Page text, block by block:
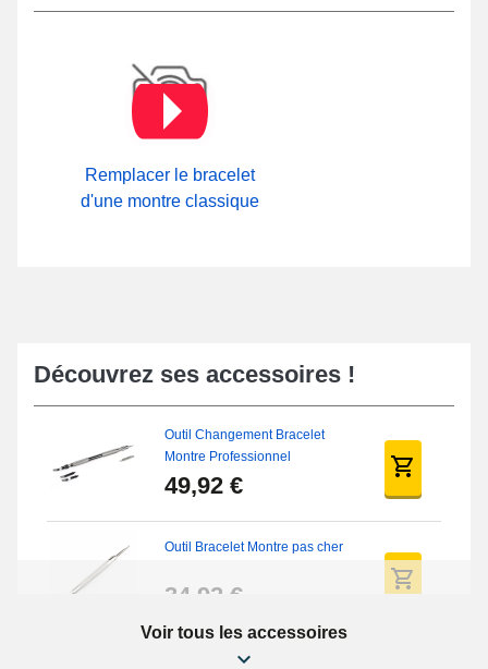
Remplacer le bracelet
d'une montre classique
Découvrez ses accessoires !
Outil Changement Bracelet
Montre Professionnel
49,92 €
Outil Bracelet Montre pas cher
34,92 €
Kit Réparation Montre Débutant
Voir tous les accessoires